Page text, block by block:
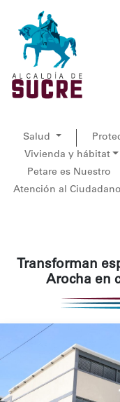
Salud
Vivienda y hábitat
Petare es Nuestro
Atención al Ciudadano
Transforman
Arocha en